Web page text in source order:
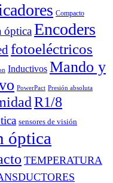
Compacto
ópticaEncoders
fotoeléctricos
Inductivos Mando y
PowerPact Presión absoluta
R1/8
sensores de visión
óptica
TEMPERATURA